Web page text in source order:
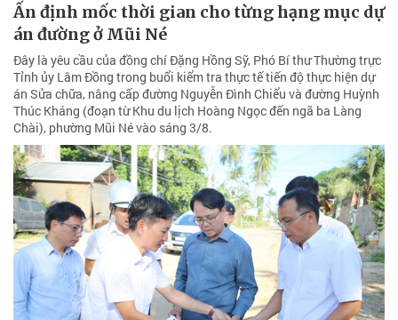
Ấn định mốc thời gian cho từng hạng mục dự
án đường ở Mũi Né
Đây là yêu cầu của đồng chí Đặng Hồng Sỹ, Phó Bí thư Thường trực
Tỉnh ủy Lâm Đồng trong buổi kiểm tra thực tế tiến độ thực hiện dự
án Sửa chữa, nâng cấp đường Nguyễn Đình Chiểu và đường Huỳnh
Thúc Kháng (đoạn từ Khu du lịch Hoàng Ngọc đến ngã ba Làng
Chài), phường Mũi Né vào sáng 3/8.